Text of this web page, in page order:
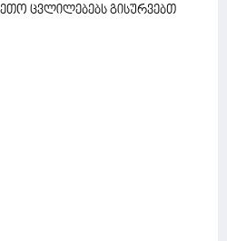
ცვლილებებს გისურვებთ